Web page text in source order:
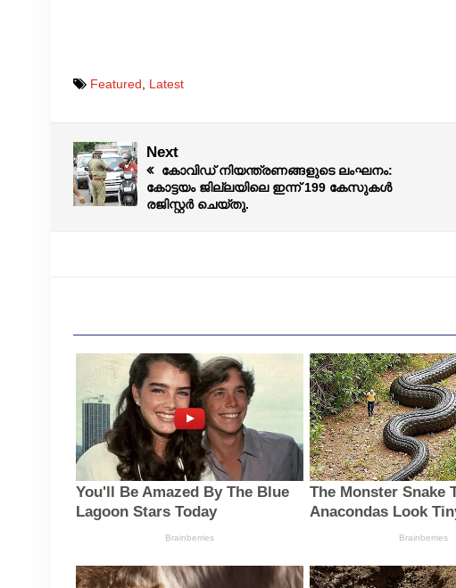
Featured Latest
Next
കോവിഡ് നിയന്ത്രണങ്ങളുടെ ലംഘനം:
കോട്ടയം ജില്ലയിലെ ഇന്ന് 199 കേസുകൾ
രജിസ്റ്റർ ചെയ്തു.